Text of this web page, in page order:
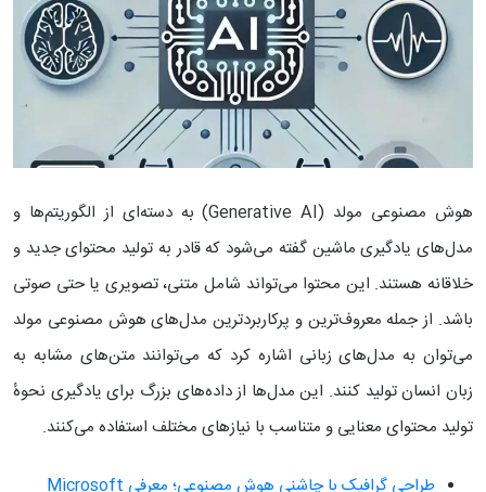
هوش مصنوعی مولد (Generative AI) به دسته‌ای از الگوریتم‌ها و
مدل‌های یادگیری ماشین گفته می‌شود که قادر به تولید محتوای جدید و
خلاقانه هستند. این محتوا می‌تواند شامل متنی، تصویری یا حتی صوتی
باشد. از جمله معروف‌ترین و پرکاربردترین مدل‌های هوش مصنوعی مولد
می‌توان به مدل‌های زبانی اشاره کرد که می‌توانند متن‌های مشابه به
زبان انسان تولید کنند. این مدل‌ها از داده‌های بزرگ برای یادگیری نحوهٔ
تولید محتوای معنایی و متناسب با نیازهای مختلف استفاده می‌کنند.
طراحی گرافیک با چاشنی هوش‌ مصنوعی؛ معرفی Microsoft